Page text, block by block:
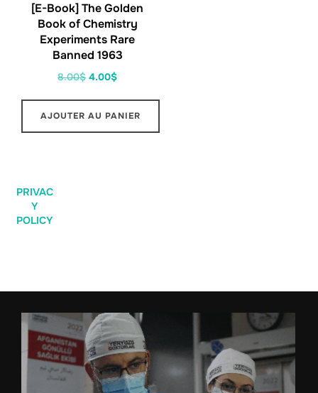
[E-Book] The Golden
Book of Chemistry
Experiments Rare
Banned 1963
8.00$ 4.00$
AJOUTER AU PANIER
PRIVAC
Y
POLICY